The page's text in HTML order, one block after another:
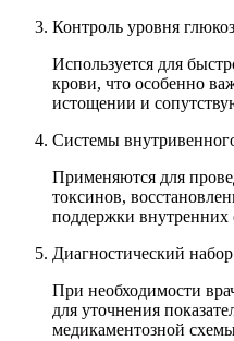
Контроль уровня
Используется для
крови, что особенно
истощении и
Системы
Применяются для
токсинов,
поддержки внутренних
Диагностический набор
При необходимости
для уточнения
медикаментозной